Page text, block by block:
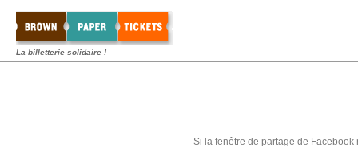
La billetterie solidaire !
Si la fenêtre de partage de